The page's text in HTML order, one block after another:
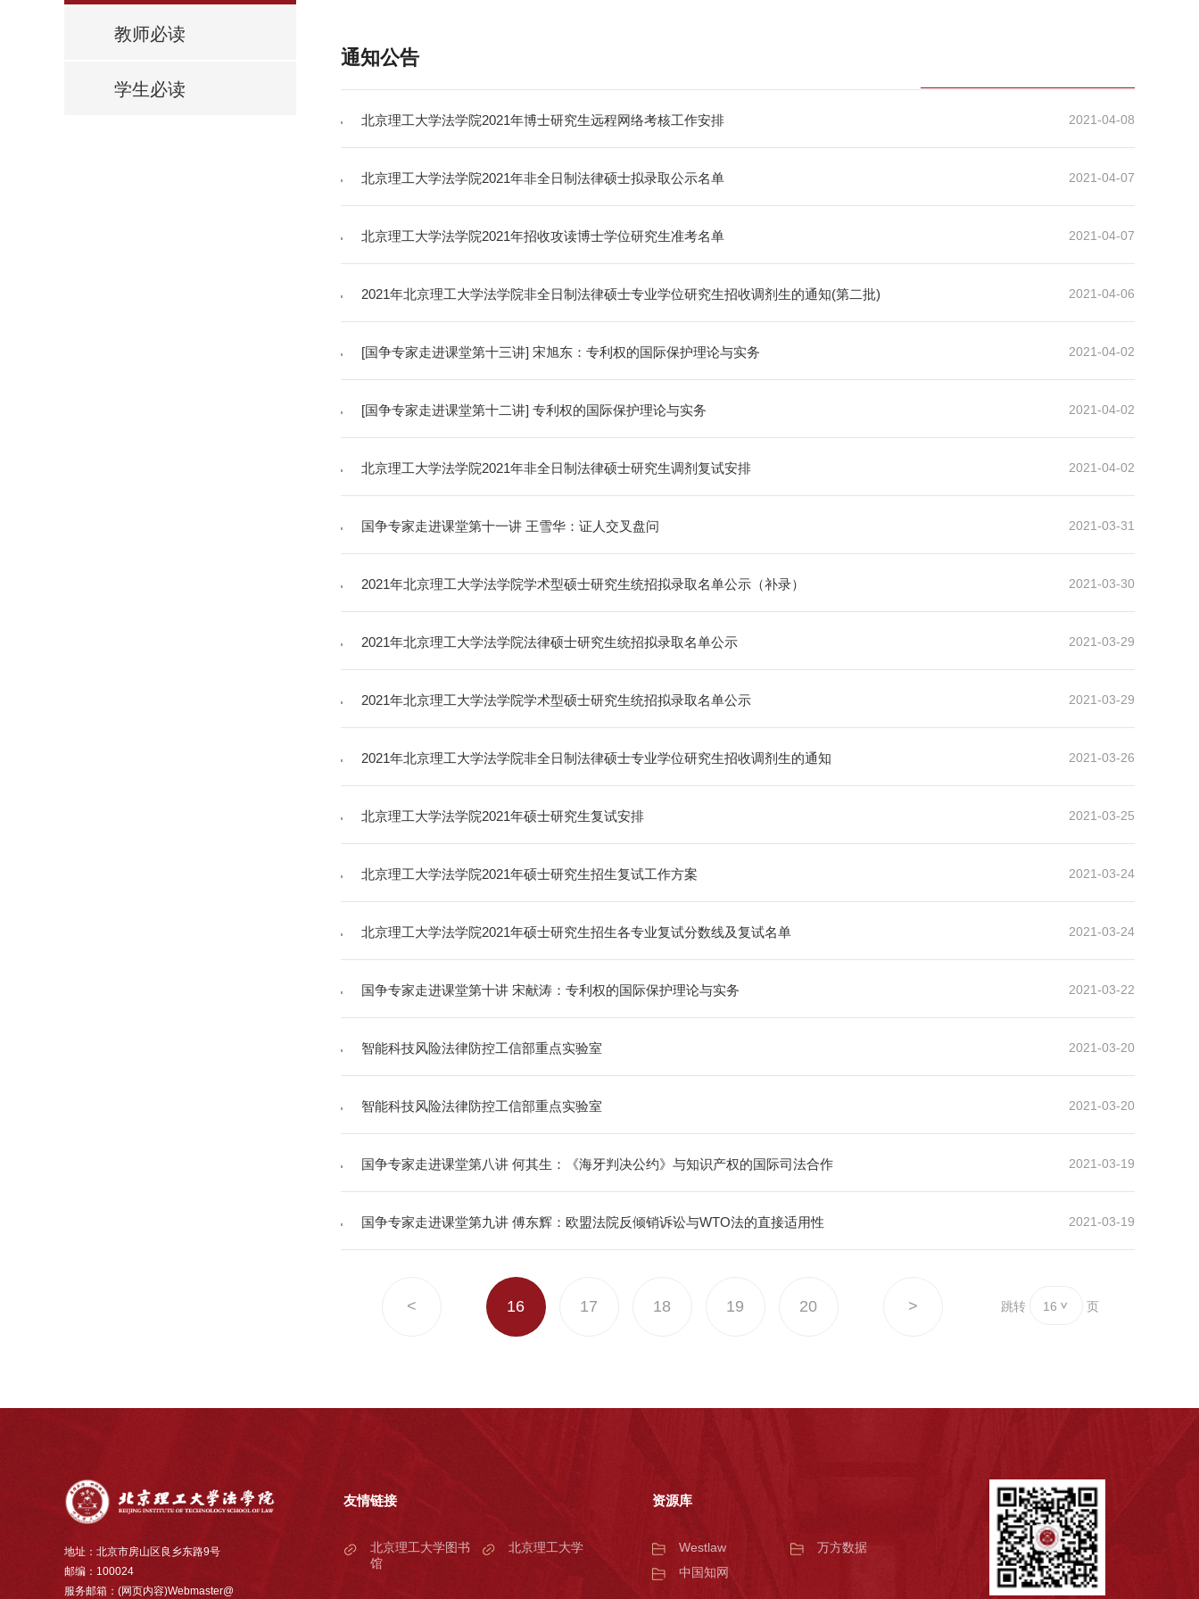
教师必读
学生必读
通知公告
2021-04-08
北京理工大学法学院2021年博士研究生远程网络考核工作安排
2021-04-07
北京理工大学法学院2021年非全日制法律硕士拟录取公示名单
2021-04-07
北京理工大学法学院2021年招收攻读博士学位研究生准考名单
2021-04-06
2021年北京理工大学法学院非全日制法律硕士专业学位研究生招收调剂生的通知(第二批)
2021-04-02
[国争专家走进课堂第十三讲] 宋旭东：专利权的国际保护理论与实务
2021-04-02
[国争专家走进课堂第十二讲] 专利权的国际保护理论与实务
2021-04-02
北京理工大学法学院2021年非全日制法律硕士研究生调剂复试安排
2021-03-31
国争专家走进课堂第十一讲 王雪华：证人交叉盘问
2021-03-30
2021年北京理工大学法学院学术型硕士研究生统招拟录取名单公示（补录）
2021-03-29
2021年北京理工大学法学院法律硕士研究生统招拟录取名单公示
2021-03-29
2021年北京理工大学法学院学术型硕士研究生统招拟录取名单公示
2021-03-26
2021年北京理工大学法学院非全日制法律硕士专业学位研究生招收调剂生的通知
2021-03-25
北京理工大学法学院2021年硕士研究生复试安排
2021-03-24
北京理工大学法学院2021年硕士研究生招生复试工作方案
2021-03-24
北京理工大学法学院2021年硕士研究生招生各专业复试分数线及复试名单
2021-03-22
国争专家走进课堂第十讲 宋献涛：专利权的国际保护理论与实务
2021-03-20
智能科技风险法律防控工信部重点实验室
2021-03-20
智能科技风险法律防控工信部重点实验室
2021-03-19
国争专家走进课堂第八讲 何其生：《海牙判决公约》与知识产权的国际司法合作
2021-03-19
国争专家走进课堂第九讲 傅东辉：欧盟法院反倾销诉讼与WTO法的直接适用性
< 16 17 18 19 20 > 跳转 16 页
地址：北京市房山区良乡东路9号
邮编：100024
服务邮箱：(网页内容)Webmaster@
友情链接
北京理工大学图书
馆
北京理工大学
资源库
Westlaw
万方数据
中国知网